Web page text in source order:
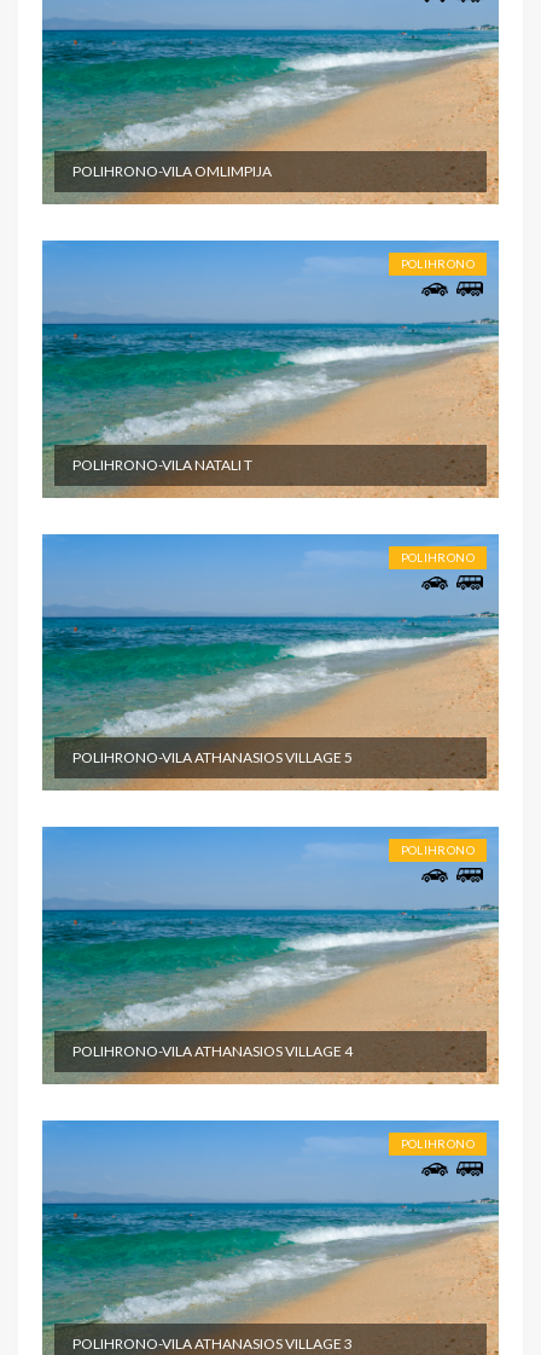
POLIHRONO-VILA OMLIMPIJA
POLIHRONO
POLIHRONO-VILA NATALI T
POLIHRONO
POLIHRONO-VILA ATHANASIOS VILLAGE 5
POLIHRONO
POLIHRONO-VILA ATHANASIOS VILLAGE 4
POLIHRONO
POLIHRONO-VILA ATHANASIOS VILLAGE 3